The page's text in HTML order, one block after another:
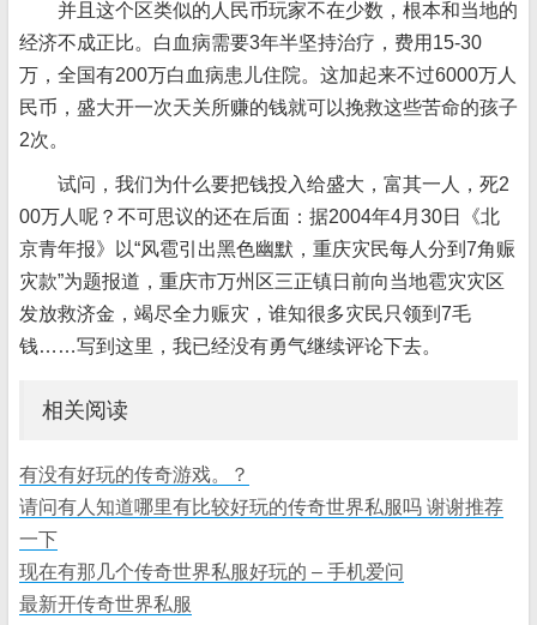
并且这个区类似的人民币玩家不在少数，根本和当地的
经济不成正比。白血病需要3年半坚持治疗，费用15-30
万，全国有200万白血病患儿住院。这加起来不过6000万人
民币，盛大开一次天关所赚的钱就可以挽救这些苦命的孩子
2次。
试问，我们为什么要把钱投入给盛大，富其一人，死2
00万人呢？不可思议的还在后面：据2004年4月30日《北
京青年报》以“风雹引出黑色幽默，重庆灾民每人分到7角赈
灾款”为题报道，重庆市万州区三正镇日前向当地雹灾灾区
发放救济金，竭尽全力赈灾，谁知很多灾民只领到7毛
钱……写到这里，我已经没有勇气继续评论下去。
相关阅读
有没有好玩的传奇游戏。？
请问有人知道哪里有比较好玩的传奇世界私服吗 谢谢推荐
一下
现在有那几个传奇世界私服好玩的 – 手机爱问
最新开传奇世界私服